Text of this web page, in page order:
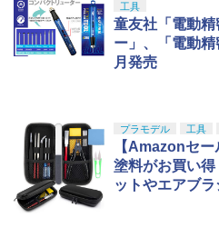
工具
童友社「電動
ー」、「電動
月発売
プラモデル 工具
【Amazonセ
塗料がお買い
ットやエアブ